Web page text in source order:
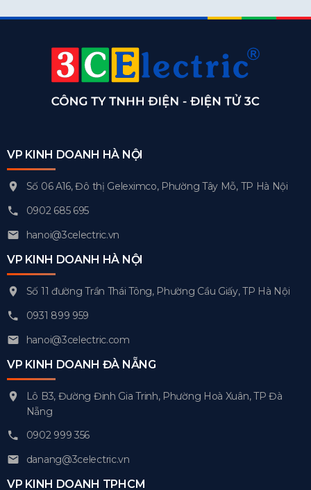
VP KINH DOANH HÀ NỘI
Số 06 A16, Đô thị Geleximco, Phường Tây Mỗ, TP Hà Nội
0902 685 695
hanoi@3celectric.vn
VP KINH DOANH HÀ NỘI
Số 11 đường Trần Thái Tông, Phường Cầu Giấy, TP Hà Nội
0931 899 959
hanoi@3celectric.com
VP KINH DOANH ĐÀ NẴNG
Lô B3, Đường Đinh Gia Trinh, Phường Hoà Xuân, TP Đà
Nẵng
0902 999 356
danang@3celectric.vn
VP KINH DOANH TPHCM